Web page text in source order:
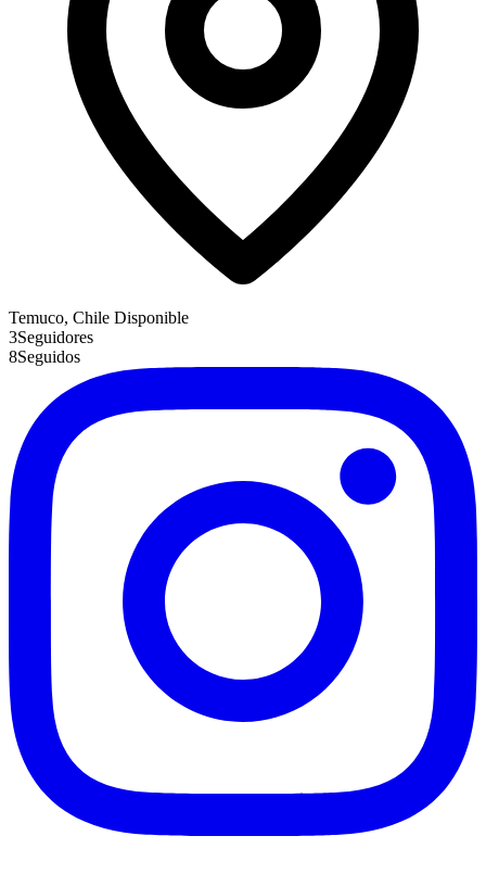
Temuco, Chile Disponible
3Seguidores
8Seguidos